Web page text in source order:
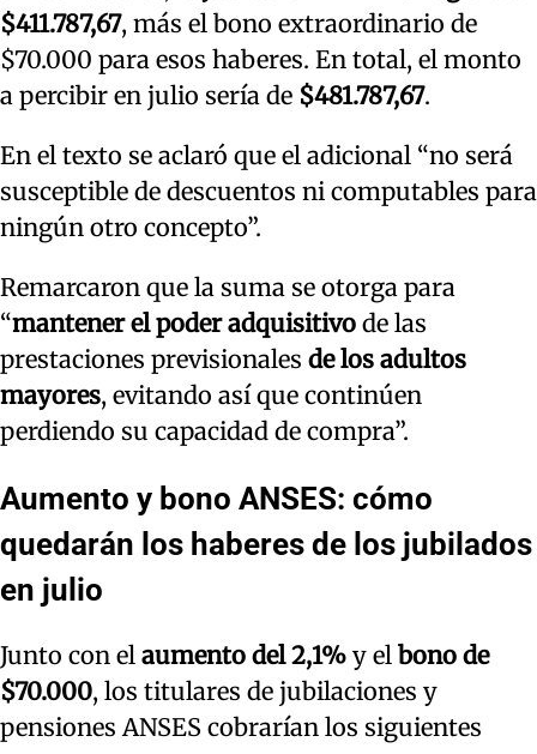
$411.787,67, más el bono extraordinario de
$70.000 para esos haberes. En total, el monto
a percibir en julio sería de $481.787,67.
En el texto se aclaró que el adicional “no será
susceptible de descuentos ni computables para
ningún otro concepto”.
Remarcaron que la suma se otorga para
“mantener el poder adquisitivo de las
prestaciones previsionales de los adultos
mayores, evitando así que continúen
perdiendo su capacidad de compra”.
Aumento y bono ANSES: cómo
quedarán los haberes de los jubilados
en julio
Junto con el aumento del 2,1% y el bono de
$70.000, los titulares de jubilaciones y
pensiones ANSES cobrarían los siguientes